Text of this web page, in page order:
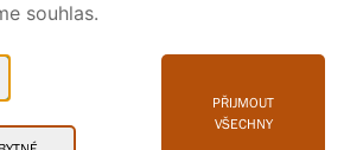
Snadné čtení
souhlas.
PŘIJMOUT
VŠECHNY